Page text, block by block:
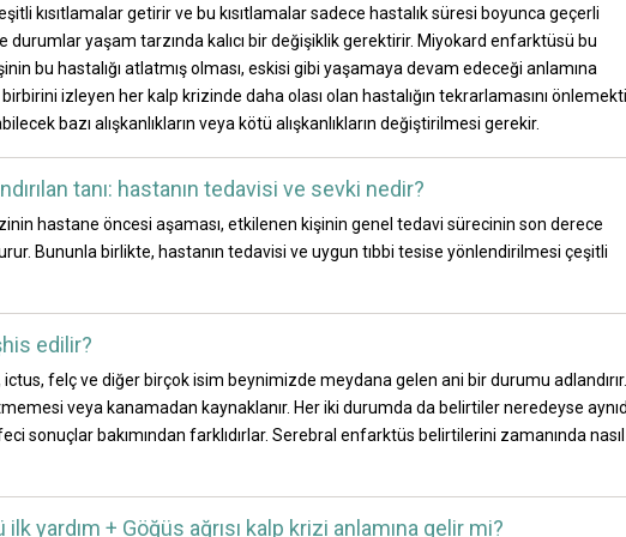
kısıtlamalar getirir ve bu kısıtlamalar sadece hastalık süresi boyunca geçerli
durumlar yaşam tarzında kalıcı bir değişiklik gerektirir. Miyokard enfarktüsü bu
bu hastalığı atlatmış olması, eskisi gibi yaşamaya devam edeceği anlamına
izleyen her kalp krizinde daha olası olan hastalığın tekrarlamasını
bazı alışkanlıkların veya kötü alışkanlıkların değiştirilmesi gerekir.
tanı: hastanın tedavisi ve sevki nedir?
hastane öncesi aşaması, etkilenen kişinin genel tedavi sürecinin son derece
Bununla birlikte, hastanın tedavisi ve uygun tıbbi tesise yönlendirilmesi çeşitli
edilir?
felç ve diğer birçok isim beynimizde meydana gelen ani bir durumu adlandırır.
veya kanamadan kaynaklanır. Her iki durumda da belirtiler neredeyse
sonuçlar bakımından farklıdırlar. Serebral enfarktüs belirtilerini zamanında nasıl
yardım + Göğüs ağrısı kalp krizi anlamına gelir mi?